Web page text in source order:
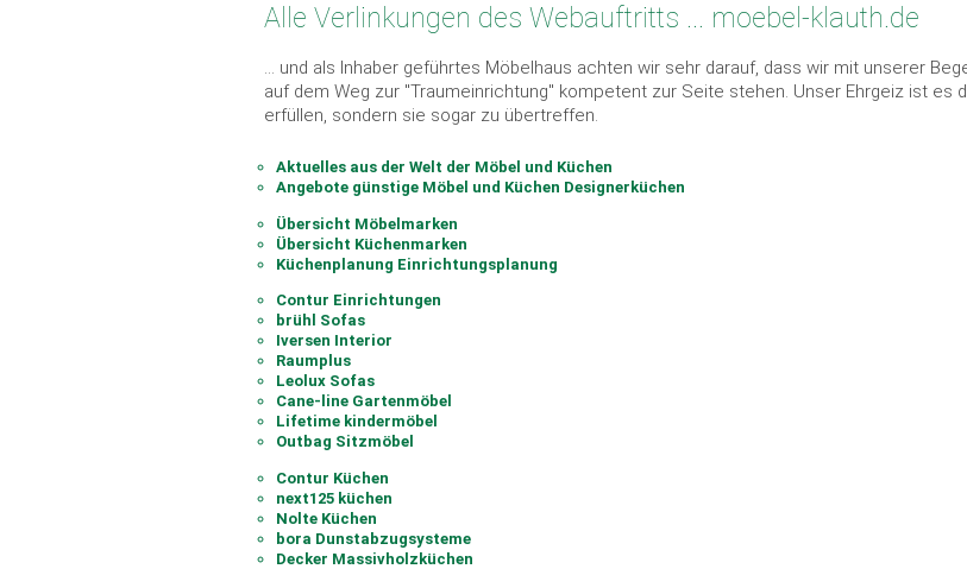
Alle Verlinkungen des Webauftritts ... moebel-klauth.de
... und als Inhaber geführtes Möbelhaus achten wir sehr darauf, dass wir mit unserer
auf dem Weg zur "Traumeinrichtung" kompetent zur Seite stehen. Unser Ehrgeiz ist es
erfüllen, sondern sie sogar zu übertreffen.
Aktuelles aus der Welt der Möbel und Küchen
Angebote günstige Möbel und Küchen Designerküchen
Übersicht Möbelmarken
Übersicht Küchenmarken
Küchenplanung Einrichtungsplanung
Contur Einrichtungen
brühl Sofas
Iversen Interior
Raumplus
Leolux Sofas
Cane-line Gartenmöbel
Lifetime kindermöbel
Outbag Sitzmöbel
Contur Küchen
next125 küchen
Nolte Küchen
bora Dunstabzugsysteme
Decker Massivholzküchen